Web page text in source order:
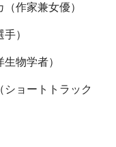
作家兼女優）
）
物学者）
（ショートトラック